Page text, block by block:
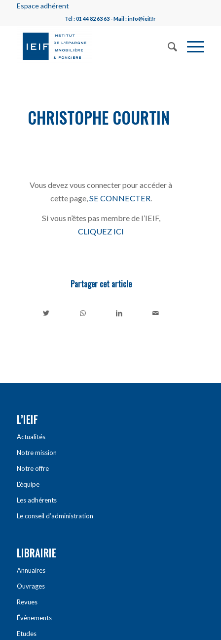
Espace adhérent
Tél : 01 44 82 63 63 - Mail : info@ieif.fr
CHRISTOPHE COURTIN
Vous devez vous connecter pour accéder à
cette page, SE CONNECTER
Si vous n’êtes pas membre de l’IEIF,
CLIQUEZ ICI
Partager cet article
L’IEIF
Actualités
Notre mission
Notre offre
L’équipe
Les adhérents
Le conseil d’administration
LIBRAIRIE
Annuaires
Ouvrages
Revues
Évènements
Etudes